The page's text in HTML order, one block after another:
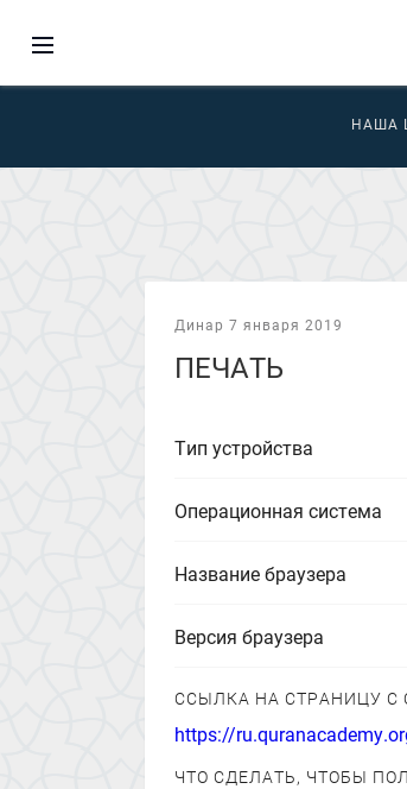
НАША
Динар 7 января 2019
ПЕЧАТЬ
Тип устройства
Операционная система
Название браузера
Версия браузера
ССЫЛКА НА СТРАНИЦУ С
https://
ЧТО СДЕЛАТЬ, ЧТОБЫ